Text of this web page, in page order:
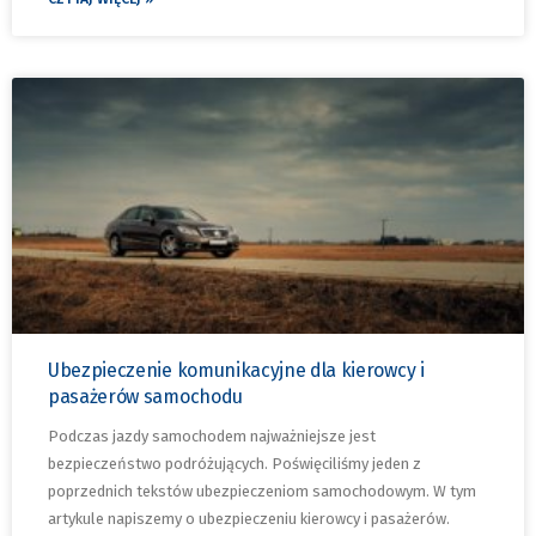
Ubezpieczenie komunikacyjne dla kierowcy i
pasażerów samochodu
Podczas jazdy samochodem najważniejsze jest
bezpieczeństwo podróżujących. Poświęciliśmy jeden z
poprzednich tekstów ubezpieczeniom samochodowym. W tym
artykule napiszemy o ubezpieczeniu kierowcy i pasażerów.